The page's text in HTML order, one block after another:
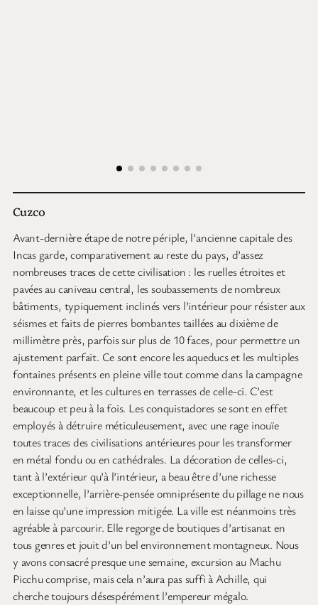
Cuzco
Avant-dernière étape de notre périple, l’ancienne capitale des
Incas garde, comparativement au reste du pays, d’assez
nombreuses traces de cette civilisation : les ruelles étroites et
pavées au caniveau central, les soubassements de nombreux
bâtiments, typiquement inclinés vers l’intérieur pour résister aux
séismes et faits de pierres bombantes taillées au dixième de
millimètre près, parfois sur plus de 10 faces, pour permettre un
ajustement parfait. Ce sont encore les aqueducs et les multiples
fontaines présents en pleine ville tout comme dans la campagne
environnante, et les cultures en terrasses de celle-ci. C’est
beaucoup et peu à la fois. Les conquistadores se sont en effet
employés à détruire méticuleusement, avec une rage inouïe
toutes traces des civilisations antérieures pour les transformer
en métal fondu ou en cathédrales. La décoration de celles-ci,
tant à l’extérieur qu’à l’intérieur, a beau être d’une richesse
exceptionnelle, l’arrière-pensée omniprésente du pillage ne nous
en laisse qu’une impression mitigée. La ville est néanmoins très
agréable à parcourir. Elle regorge de boutiques d’artisanat en
tous genres et jouit d’un bel environnement montagneux. Nous
y avons consacré presque une semaine, excursion au Machu
Picchu comprise, mais cela n’aura pas suffi à Achille, qui
cherche toujours désespérément l’empereur mégalo.